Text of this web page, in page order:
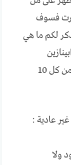
فسوف
لكم ما هي
Tetrabenazine (تؤثر على أكثر من 1 من كل 10
عادية :
ولا